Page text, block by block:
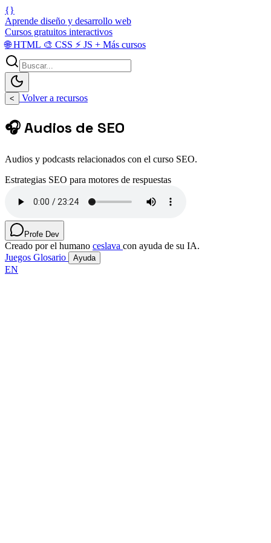
{}
Aprende diseño y desarrollo web
Cursos gratuitos interactivos
🌐HTML 🎨 CSS ⚡ JS + Más cursos
< Volver a recursos
🎧 Audios de SEO
Audios y podcasts relacionados con el curso SEO.
Estrategias SEO para motores de respuestas
Profe Dev
Creado por el humano ceslava con ayuda de su IA.
Juegos Glosario Ayuda
EN